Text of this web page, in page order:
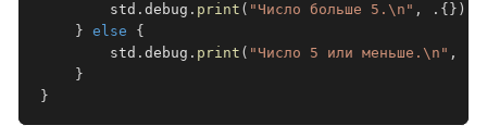
        std
. debug . print ( "Число больше 5.\n" , . { } )
} else
{
        std
. debug . print ( "Число 5 или меньше.\n" ,
}
}